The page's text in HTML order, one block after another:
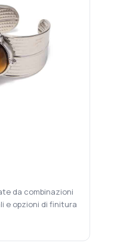
da combinazioni
e opzioni di finitura